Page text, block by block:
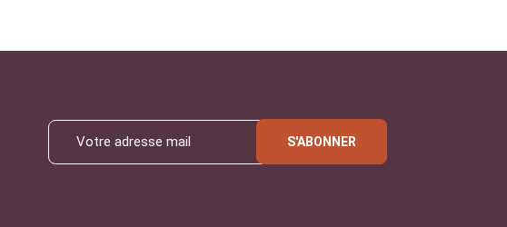
S'ABONNER